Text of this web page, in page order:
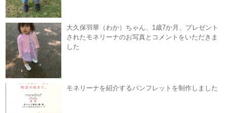
大久保羽華（わか）ちゃん、1歳7か月、プレゼント
されたモネリーナのお写真とコメントをいただきま
した
モネリーナを紹介するパンフレットを制作しました